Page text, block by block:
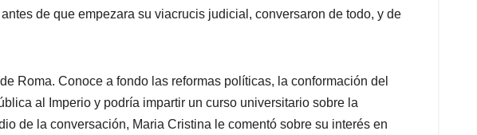
de que empezara su viacrucis judicial, conversaron de todo, y de
Roma. Conoce a fondo las reformas políticas, la conformación del
al Imperio y podría impartir un curso universitario sobre la
de la conversación, Maria Cristina le comentó sobre su interés en